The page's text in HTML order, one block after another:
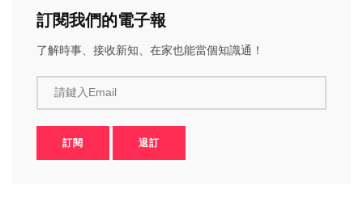
訂閱我們的電子報
了解時事、接收新知、在家也能當個知識通！
請鍵入Email
訂閱 退訂